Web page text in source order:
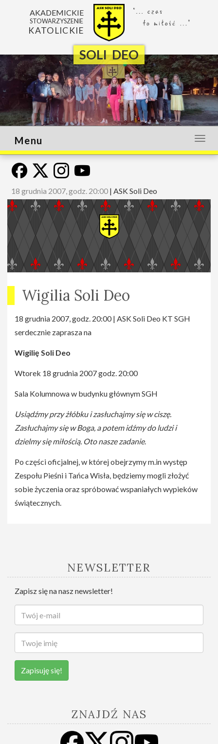
SOLI DEO
AKADEMICKIE
STOWARZYSZENIE
KATOLICKIE
lub
Menu
18 grudnia 2007, godz. 20:00 | ASK Soli Deo
Wigilia Soli Deo
18 grudnia 2007, godz. 20:00 | ASK Soli Deo KT SGH
serdecznie zaprasza na
Wigilię Soli Deo
Wtorek 18 grudnia 2007 godz. 20:00
Sala Kolumnowa w budynku głównym SGH
Usiądźmy przy żłóbku i zasłuchajmy się w ciszę.
Zasłuchajmy się w Boga, a potem idźmy do ludzi i
dzielmy się miłością. Oto nasze zadanie.
Po części oficjalnej, w której obejrzymy m.in występ
Zespołu Pieśni i Tańca Wisła, będziemy mogli złożyć
sobie życzenia oraz spróbować wspaniałych wypieków
świątecznych.
NEWSLETTER
Zapisz się na nasz newsletter!
Zapisuję się!
ZNAJDŹ NAS